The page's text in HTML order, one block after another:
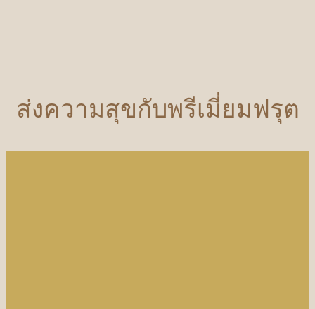
ส่งความสุขกับพรีเมี่ยมฟรุต